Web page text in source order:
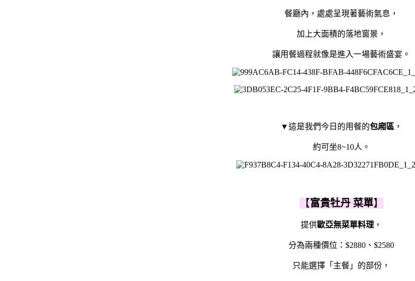
餐廳內，處處呈現著藝術氣息，
加上大面積的落地窗景，
讓用餐過程就像是進入一場藝術盛宴。
▼這是我們今日的用餐的包廂區 ，
約可坐8~10人。
【富貴牡丹 菜單】
提供歐亞無菜單料理 ，
分為兩種價位：$2880、$2580
只能選擇「主餐」的部份，